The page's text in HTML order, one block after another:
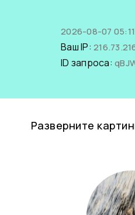
2026-08-07
Ваш IP:
ID запроса:
Разверните